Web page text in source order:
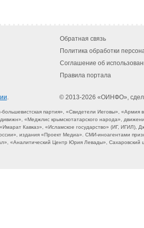
Обратная связь
Политика обработки
Соглашение об
Правила портала
© 2013-2026 «ОИНФО»,
партия», «Свидетели Иеговы», «Армия
«Меджлис крымскотатарского народа»,
Кавказ», «Исламское государство» (ИГ, ИГИЛ),
издания «Проект Медиа». СМИ-иноагентами
«Аналитический Центр Юрия Левады», Сахаровский